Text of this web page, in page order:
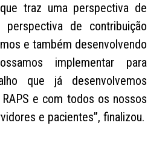
traz uma perspectiva de
perspectiva de contribuição
e também desenvolvendo
implementar para
que já desenvolvemos
e com todos os nossos
e pacientes”, finalizou.